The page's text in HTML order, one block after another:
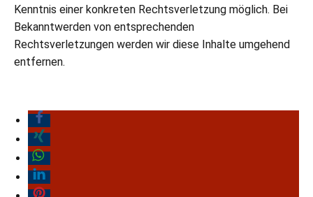
Kenntnis einer konkreten Rechtsverletzung möglich. Bei
Bekanntwerden von entsprechenden
Rechtsverletzungen werden wir diese Inhalte umgehend
entfernen.